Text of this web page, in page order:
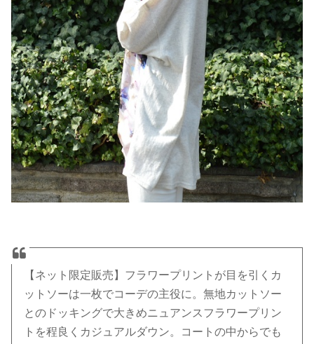
【ネット限定販売】フラワープリントが目を引くカ
ットソーは一枚でコーデの主役に。無地カットソー
とのドッキングで大きめニュアンスフラワープリン
トを程良くカジュアルダウン。コートの中からでも